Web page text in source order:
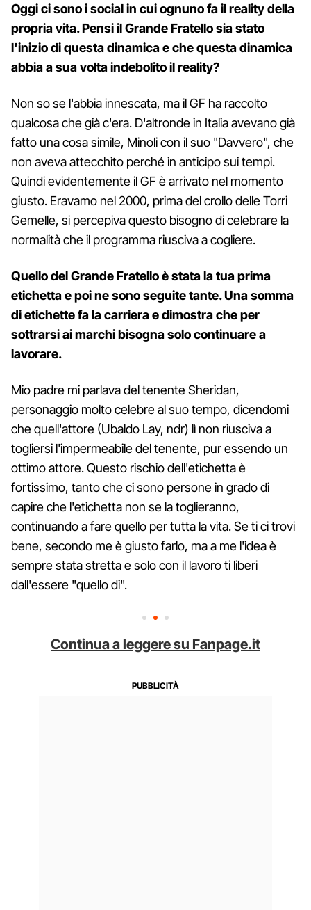
Oggi ci sono i social in cui ognuno fa il reality della
propria vita. Pensi il Grande Fratello sia stato
l'inizio di questa dinamica e che questa dinamica
abbia a sua volta indebolito il reality?
Non so se l'abbia innescata, ma il GF ha raccolto
qualcosa che già c'era. D'altronde in Italia avevano già
fatto una cosa simile, Minoli con il suo "Davvero", che
non aveva attecchito perché in anticipo sui tempi.
Quindi evidentemente il GF è arrivato nel momento
giusto. Eravamo nel 2000, prima del crollo delle Torri
Gemelle, si percepiva questo bisogno di celebrare la
normalità che il programma riusciva a cogliere.
Quello del Grande Fratello è stata la tua prima
etichetta e poi ne sono seguite tante. Una somma
di etichette fa la carriera e dimostra che per
sottrarsi ai marchi bisogna solo continuare a
lavorare.
Mio padre mi parlava del tenente Sheridan,
personaggio molto celebre al suo tempo, dicendomi
che quell'attore (Ubaldo Lay, ndr) lì non riusciva a
togliersi l'impermeabile del tenente, pur essendo un
ottimo attore. Questo rischio dell'etichetta è
fortissimo, tanto che ci sono persone in grado di
capire che l'etichetta non se la toglieranno,
continuando a fare quello per tutta la vita. Se ti ci trovi
bene, secondo me è giusto farlo, ma a me l'idea è
sempre stata stretta e solo con il lavoro ti liberi
dall'essere "quello di".
Continua a leggere su Fanpage.it